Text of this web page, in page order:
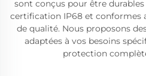
sont conçus pour être
certification IP68 et conformes
de qualité. Nous proposons
adaptées à vos besoins
protection